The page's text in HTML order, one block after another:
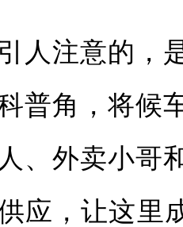
注意的，是
普角，将候
、外卖小哥
应，让这里